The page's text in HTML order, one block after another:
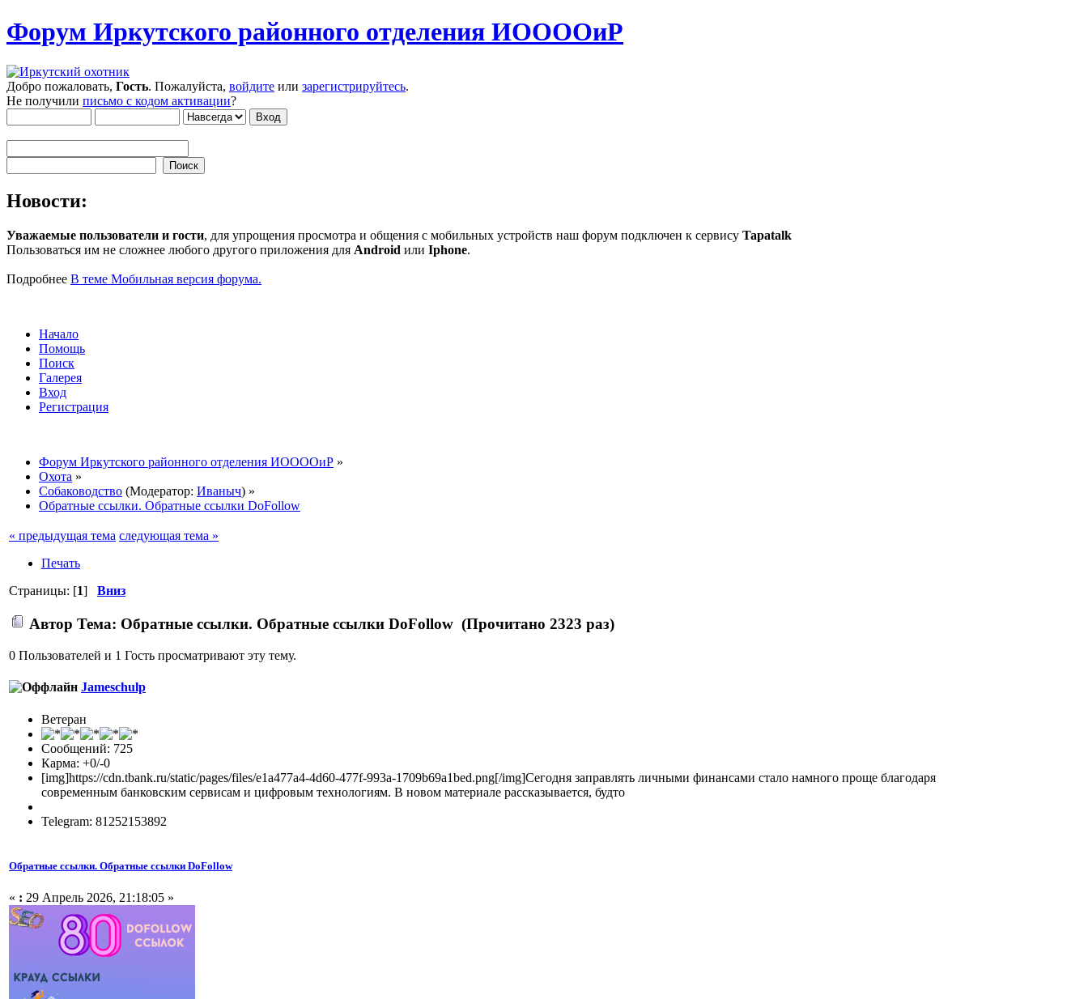
Форум Иркутского районного отделения ИООООиР
Добро пожаловать, Гость. Пожалуйста, войдите или зарегистрируйтесь.
Не получили письмо с кодом активации?
Новости:
Уважаемые пользователи и гости, для упрощения просмотра и общения с мобильных устройств наш форум подключен к сервису Tapatalk
Пользоваться им не сложнее любого другого приложения для Android или Iphone.
Подробнее В теме Мобильная версия форума.
Начало
Помощь
Поиск
Галерея
Вход
Регистрация
Форум Иркутского районного отделения ИООООиР »
Охота »
Собаководство (Модератор: Иваныч) »
Обратные ссылки. Обратные ссылки DoFollow
« предыдущая тема следующая тема »
Печать
Страницы: [1] Вниз
Автор Тема: Обратные ссылки. Обратные ссылки DoFollow (Прочитано 2323 раз)
0 Пользователей и 1 Гость просматривают эту тему.
Jameschulp
Ветеран
Сообщений: 725
Карма: +0/-0
[img]https://cdn.tbank.ru/static/pages/files/e1a477a4-4d60-477f-993a-1709b69a1bed.png[/img]Сегодня заправлять личными финансами стало намного проще благодаря
современным банковским сервисам и цифровым технологиям. В новом материале рассказывается, будто
Telegram: 81252153892
Обратные ссылки. Обратные ссылки DoFollow
« : 29 Апрель 2026, 21:18:05 »